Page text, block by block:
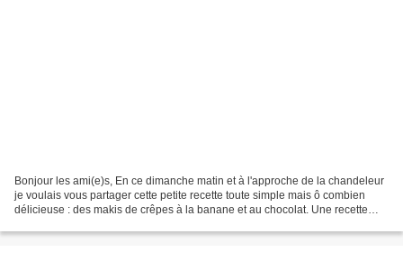
Bonjour les ami(e)s, En ce dimanche matin et à l'approche de la chandeleur
je voulais vous partager cette petite recette toute simple mais ô combien
délicieuse : des makis de crêpes à la banane et au chocolat. Une recette